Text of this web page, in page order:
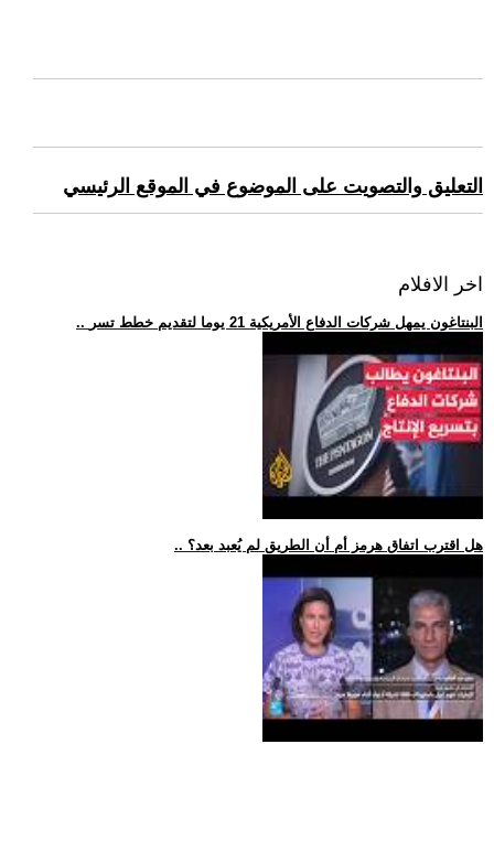
التعليق والتصويت على الموضوع في الموقع الرئيسي
اخر الافلام
.. البنتاغون يمهل شركات الدفاع الأمريكية 21 يوما لتقديم خطط تسر
.. هل اقترب اتفاق هرمز أم أن الطريق لم يُعبد بعد؟